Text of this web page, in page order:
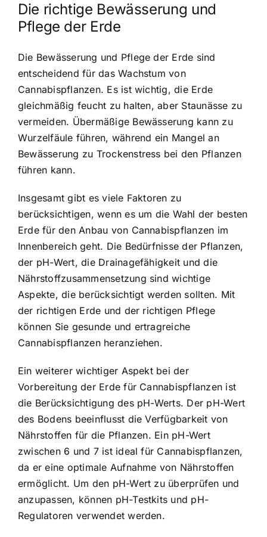
Die richtige Bewässerung und
Pflege der Erde
Die Bewässerung und Pflege der Erde sind
entscheidend für das Wachstum von
Cannabispflanzen. Es ist wichtig, die Erde
gleichmäßig feucht zu halten, aber Staunässe zu
vermeiden. Übermäßige Bewässerung kann zu
Wurzelfäule führen, während ein Mangel an
Bewässerung zu Trockenstress bei den Pflanzen
führen kann.
Insgesamt gibt es viele Faktoren zu
berücksichtigen, wenn es um die Wahl der besten
Erde für den Anbau von Cannabispflanzen im
Innenbereich geht. Die Bedürfnisse der Pflanzen,
der pH-Wert, die Drainagefähigkeit und die
Nährstoffzusammensetzung sind wichtige
Aspekte, die berücksichtigt werden sollten. Mit
der richtigen Erde und der richtigen Pflege
können Sie gesunde und ertragreiche
Cannabispflanzen heranziehen.
Ein weiterer wichtiger Aspekt bei der
Vorbereitung der Erde für Cannabispflanzen ist
die Berücksichtigung des pH-Werts. Der pH-Wert
des Bodens beeinflusst die Verfügbarkeit von
Nährstoffen für die Pflanzen. Ein pH-Wert
zwischen 6 und 7 ist ideal für Cannabispflanzen,
da er eine optimale Aufnahme von Nährstoffen
ermöglicht. Um den pH-Wert zu überprüfen und
anzupassen, können pH-Testkits und pH-
Regulatoren verwendet werden.